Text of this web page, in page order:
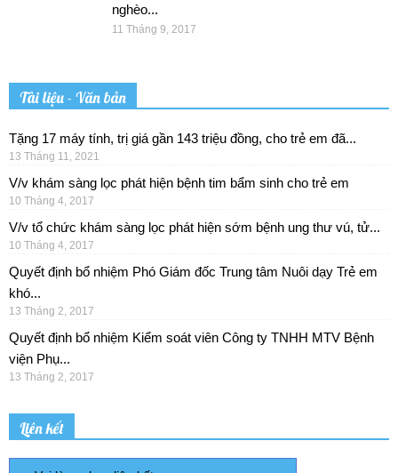
nghèo...
11 Tháng 9, 2017
Tài liệu - Văn bản
Tặng 17 máy tính, trị giá gần 143 triệu đồng, cho trẻ em đã...
13 Tháng 11, 2021
V/v khám sàng lọc phát hiện bệnh tim bẩm sinh cho trẻ em
10 Tháng 4, 2017
V/v tổ chức khám sàng lọc phát hiện sớm bệnh ung thư vú, tử...
10 Tháng 4, 2017
Quyết định bổ nhiệm Phó Giám đốc Trung tâm Nuôi dạy Trẻ em
khó...
13 Tháng 2, 2017
Quyết định bổ nhiệm Kiểm soát viên Công ty TNHH MTV Bệnh
viện Phụ...
13 Tháng 2, 2017
Liên kết